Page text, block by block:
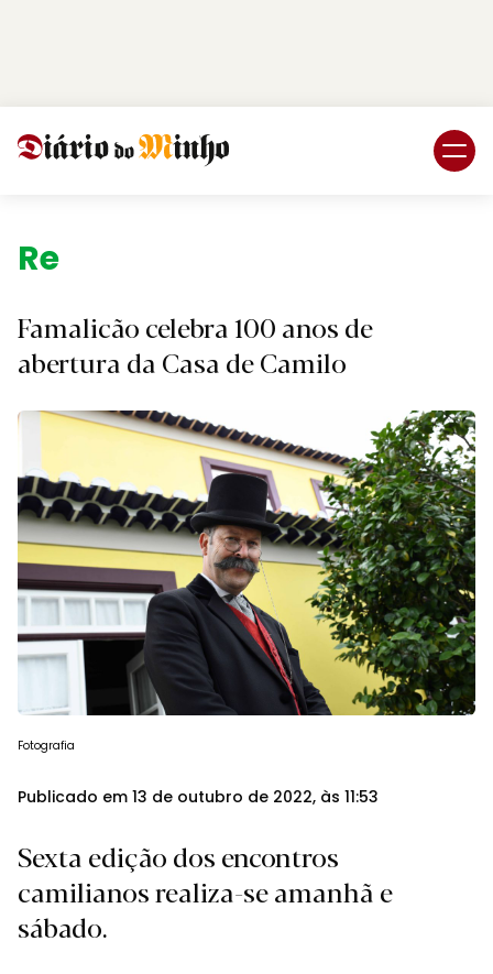
Região.
Famalicão celebra 100 anos de
abertura da Casa de Camilo
Fotografia
Publicado em 13 de outubro de 2022, às 11:53
Sexta edição dos encontros
camilianos realiza-se amanhã e
sábado.